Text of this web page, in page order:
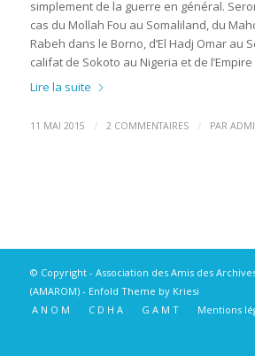
simplement de la guerre en général.
cas du Mollah Fou au Somaliland, du
Rabeh dans le Borno, d’El Hadj Omar au
califat de Sokoto au Nigeria et de
Lire la suite
11 MAI 2015 / 2 COMMENTAIRES / PAR
© Copyright - Association des Amis des
(AMAROM)- Enfold Theme by Kriesi
A N O M
C D H A G A M T Mentions